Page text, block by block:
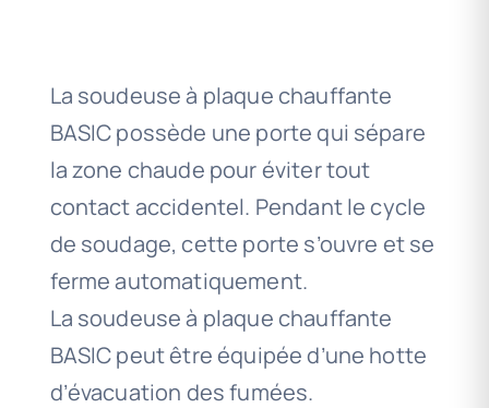
La soudeuse à plaque chauffante
BASIC possède une porte qui sépare
la zone chaude pour éviter tout
contact accidentel. Pendant le cycle
de soudage, cette porte s’ouvre et se
ferme automatiquement.
La soudeuse à plaque chauffante
BASIC peut être équipée d’une hotte
d’évacuation des fumées.